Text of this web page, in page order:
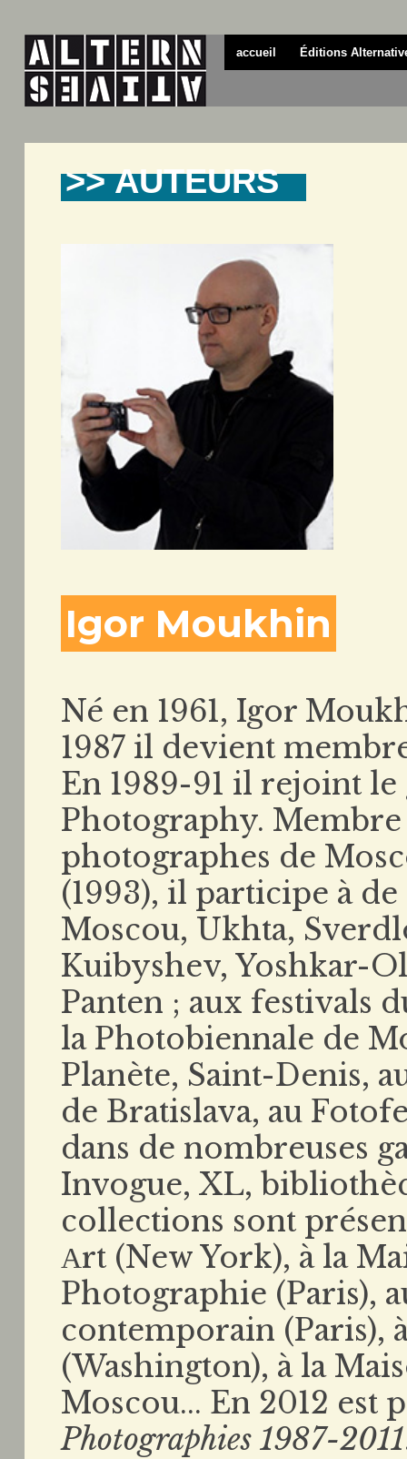
accueil Éditions
>> AUTEURS
Igor Moukhin
Né en 1961, Igor
1987 il devient
En 1989-91 il rejoint
Photography.
photographes de
(1993), il participe à
Moscou, Ukhta,
Kuibyshev, Yoshkar-
Panten ; aux festivals
la Photobiennale de
Planète, Saint-Denis,
de Bratislava, au
dans de nombreuses
Invogue, XL,
collections sont
Аrt (New York), à la
Photographie (Paris),
contemporain (Paris),
(Washington), à la
Moscou... En 2012 est
Photographies 1987-2011